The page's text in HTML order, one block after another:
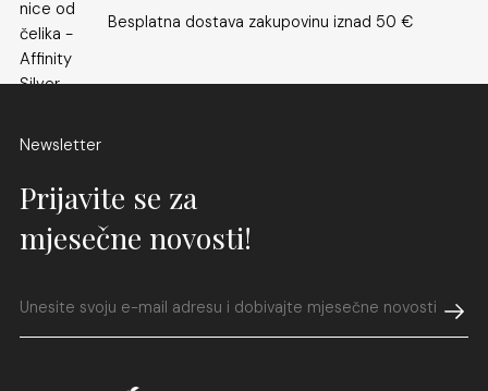
Besplatna dostava zakupovinu iznad 50 €
Newsletter
Prijavite se za
mjesečne novosti!